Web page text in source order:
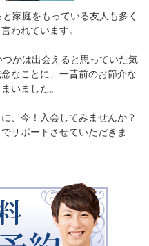
家庭をもっている友人も多く
言われています。
かは出会えると思っていた気
なことに、一昔前のお節介な
いました。
、今！入会してみませんか？
サポートさせていただきま